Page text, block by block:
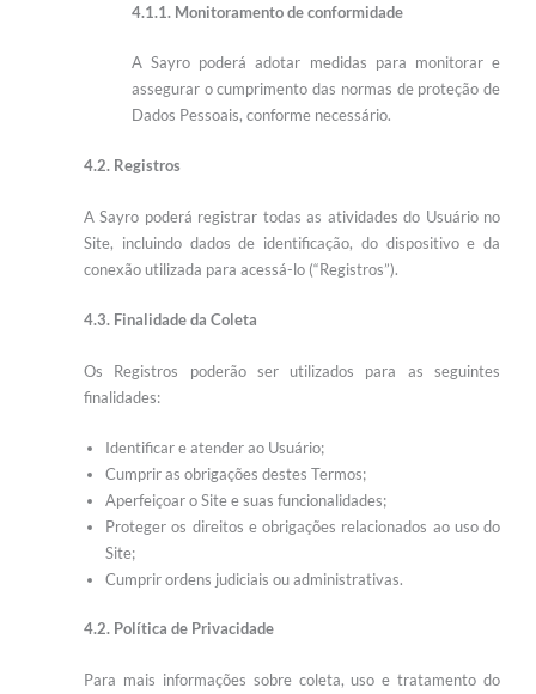
4.1.1. Monitoramento de conformidade
A Sayro poderá adotar medidas para monitorar e
assegurar o cumprimento das normas de proteção de
Dados Pessoais, conforme necessário.
4.2. Registros
A Sayro poderá registrar todas as atividades do Usuário no
Site, incluindo dados de identificação, do dispositivo e da
conexão utilizada para acessá-lo (“Registros”).
4.3. Finalidade da Coleta
Os Registros poderão ser utilizados para as seguintes
finalidades:
Identificar e atender ao Usuário;
Cumprir as obrigações destes Termos;
Aperfeiçoar o Site e suas funcionalidades;
Proteger os direitos e obrigações relacionados ao uso do
Site;
Cumprir ordens judiciais ou administrativas.
4.2. Política de Privacidade
Para mais informações sobre coleta, uso e tratamento do